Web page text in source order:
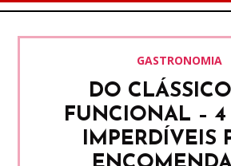
GASTRONOMIA
DO
FUNCIONAL – 4
IMPERDÍVEIS